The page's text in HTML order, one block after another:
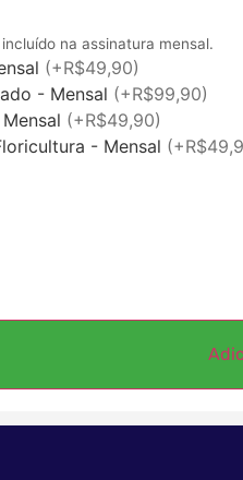
na assinatura mensal.
(+R$49,90)
- Mensal (+R$99,90)
(+R$49,90)
- Mensal